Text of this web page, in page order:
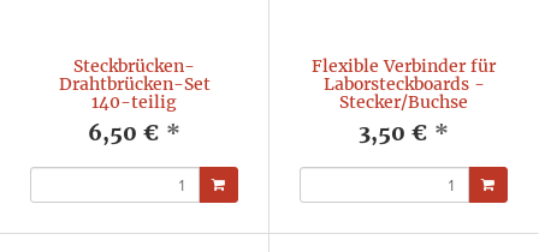
Steckbrücken-
Drahtbrücken-Set
140-teilig
6,50 € *
Flexible Verbinder für
Laborsteckboards -
Stecker/Buchse
3,50 € *